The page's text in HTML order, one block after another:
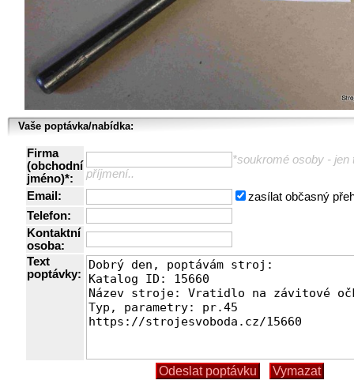
Vaše poptávka/nabídka:
Firma
(obchodní
jméno)*:
*soukromé osoby - jen
příjmení..
Email:
zasílat občasný
Telefon:
Kontaktní
osoba:
Text
poptávky: